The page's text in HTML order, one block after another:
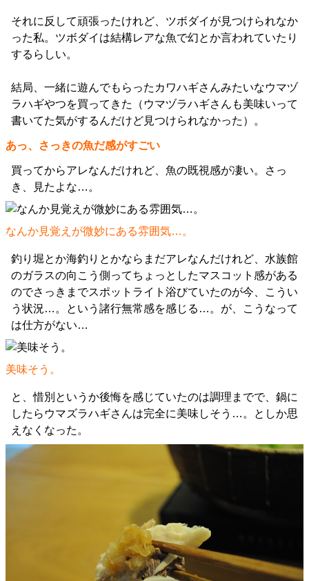
それに反して頑張ったけれど、ツボダイが見つけられなか
った私。ツボダイは結構レアな魚で幻とか言われていたり
するらしい。
結局、一緒に遊んでもらったカワハギさんみたいなウマヅ
ラハギやつを買ってきた（ウマヅラハギさんも美味いって
書いてた気がするんだけど見つけられなかった）。
あっ、さっきの魚だ感がすごい
買ってからアレなんだけれど、魚の既視感が凄い。さっ
き、見たよな…。
なんか見覚えが微妙にある雰囲気…。
釣り堀とか海釣りとかならまだアレなんだけれど、水族館
のガラスの向こう側ってちょっとしたマスコット感がある
のでさっきまでスポットライト浴びていたのが今、こうい
う状況…。という諸行無常感を感じる…。が、こうなって
は仕方がない…
美味そう。
と、惜別というか後悔を感じていたのは調理までで、鍋に
したらウマズラハギさんは完全に美味しそう…。としか思
えなくなった。